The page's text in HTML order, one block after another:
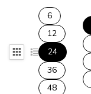
6
12
24
36
48